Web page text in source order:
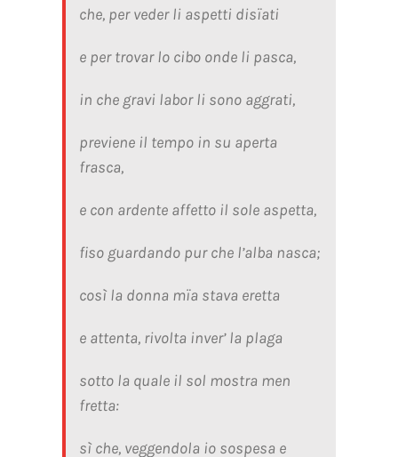
che, per veder li aspetti disïati
e per trovar lo cibo onde li pasca,
in che gravi labor li sono aggrati,
previene il tempo in su aperta
frasca,
e con ardente affetto il sole aspetta,
fiso guardando pur che l’alba nasca;
così la donna mïa stava eretta
e attenta, rivolta inver’ la plaga
sotto la quale il sol mostra men
fretta:
sì che, veggendola io sospesa e